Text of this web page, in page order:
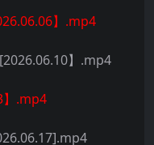
】.mp4
】.mp4
】.mp4